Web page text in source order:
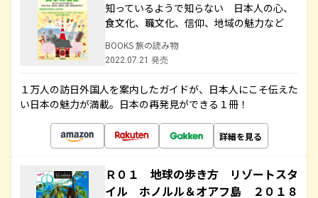
知っているようで知らない 日本人の心、
食文化、職文化、信仰、地域の魅力など
BOOKS 旅の読み物
2022.07.21 発売
１万人の訪日外国人を案内したガイドが、日本人にこそ伝えた
い日本の魅力が満載。日本の再発見ができる１冊！
詳細を見る
Ｒ０１ 地球の歩き方 リゾートスタ
イル ホノルル＆オアフ島 ２０１８